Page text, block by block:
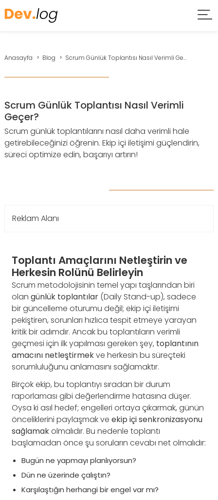
Anasayfa Blog Scrum Günlük Toplantısı Nasıl Verimli Ge...
Scrum Günlük Toplantısı Nasıl Verimli
Geçer?
Scrum günlük toplantılarını nasıl daha verimli hale
getirebileceğinizi öğrenin. Ekip içi iletişimi güçlendirin,
süreci optimize edin, başarıyı artırın!
Reklam Alanı
Toplantı Amaçlarını Netleştirin ve
Herkesin Rolünü Belirleyin
Scrum metodolojisinin temel yapı taşlarından biri
olan günlük toplantılar (Daily Stand-up), sadece
bir güncelleme oturumu değil; ekip içi iletişimi
pekiştiren, sorunları hızlıca tespit etmeye yarayan
kritik bir adımdır. Ancak bu toplantıların verimli
geçmesi için ilk yapılması gereken şey, toplantının
amacını netleştirmekve herkesin bu süreçteki
sorumluluğunu anlamasını sağlamaktır.
Birçok ekip, bu toplantıyı sıradan bir durum
raporlaması gibi değerlendirme hatasına düşer.
Oysa ki asıl hedef; engelleri ortaya çıkarmak, günün
önceliklerini paylaşmak ve ekip içi senkronizasyonu
sağlamakolmalıdır. Bu nedenle toplantı
başlamadan önce şu soruların cevabı net olmalıdır:
Bugün ne yapmayı planlıyorsun?
Dün ne üzerinde çalıştın?
Karşılaştığın herhangi bir engel var mı?